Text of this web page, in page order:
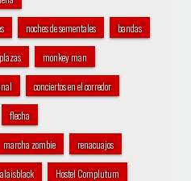
noches de sementales bandas
monkey man
conciertos en el corredor
flecha
marcha zombie renacuajos
Hostel Complutum